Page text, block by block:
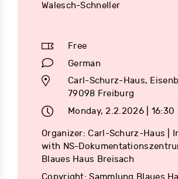
Walesch-Schneller
Free
German
Carl-Schurz-Haus,
79098 Freiburg
Monday, 2.2.2026 | 16:30
Organizer: Carl-Schurz-Haus |
with NS-
Blaues Haus Breisach
Copyright: Sammlung Blaues